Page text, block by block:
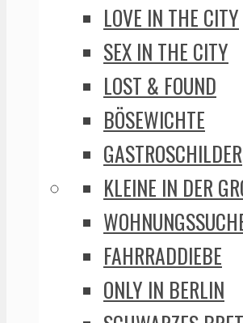
LOVE IN THE CITY
SEX IN THE CITY
LOST & FOUND
BÖSEWICHTE
GASTROSCHILDER
KLEINE IN DER
FAHRRADDIEBE
ONLY IN BERLIN